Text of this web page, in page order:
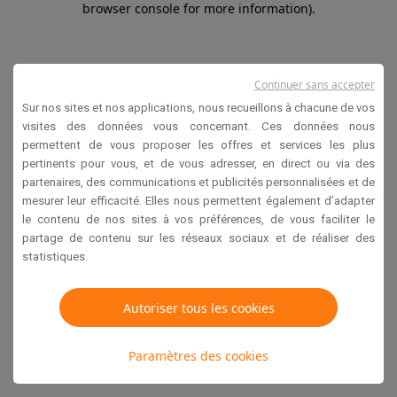
browser console for more information).
Sur nos sites et nos applications, nous recueillons à chacune de vos
visites des données vous concernant. Ces données nous
permettent de vous proposer les offres et services les plus
pertinents pour vous, et de vous adresser, en direct ou via des
partenaires, des communications et publicités personnalisées et de
mesurer leur efficacité. Elles nous permettent également d’adapter
le contenu de nos sites à vos préférences, de vous faciliter le
partage de contenu sur les réseaux sociaux et de réaliser des
statistiques.
Autoriser tous les cookies
Paramètres des cookies
Continuer sans accepter